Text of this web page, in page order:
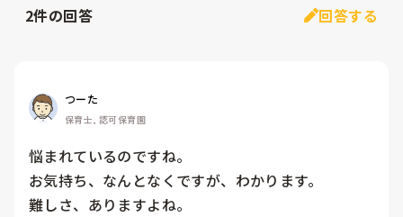
2件の回答 回答する
つーた
保育士, 認可保育園
悩まれているのですね。
お気持ち、なんとなくですが、わかります。
難しさ、ありますよね。